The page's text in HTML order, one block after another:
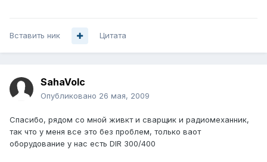
Вставить ник Цитата
SahaVolc
Опубликовано 26 мая, 2009
Спасибо, рядом со мной живкт и сварщик и радиомеханник,
так что у меня все это без проблем, только ваот
оборудование у нас есть DIR 300/400